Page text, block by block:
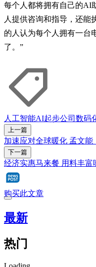
每个人都将拥有自己的AI
人提供咨询和指导，还能
的人认为每个人拥有一台
了。”
人工智能AI起步公司 数码
上一篇
加速应对全球暖化 孟文
下一篇
经济实惠马来餐 用料丰富
购买此文章
最新
热门